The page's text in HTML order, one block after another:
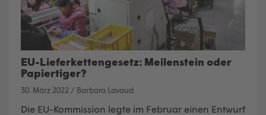
EU-Lieferkettengesetz: Meilenstein oder
Papiertiger?
30. März 2022 / Barbara Lavaud
Die EU-Kommission legte im Februar einen Entwurf